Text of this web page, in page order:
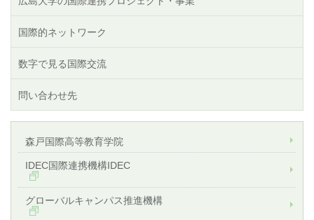
国際的ネットワーク
数字で見る国際交流
問い合わせ先
森戸国際高等教育学院
IDEC国際連携機構IDEC
グローバルキャンパス推進機構